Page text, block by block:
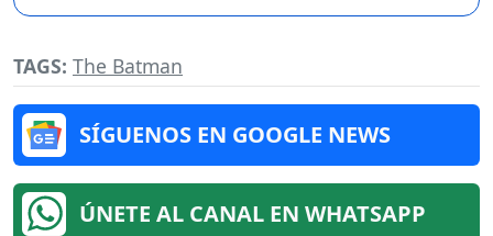
TAGS: The Batman
SÍGUENOS EN GOOGLE NEWS
ÚNETE AL CANAL EN WHATSAPP